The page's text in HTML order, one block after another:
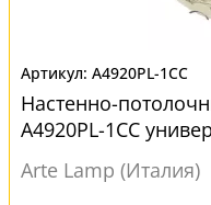
A4920PL-1CC
Настенно-
A4920PL-1CC
Arte Lamp (Италия)